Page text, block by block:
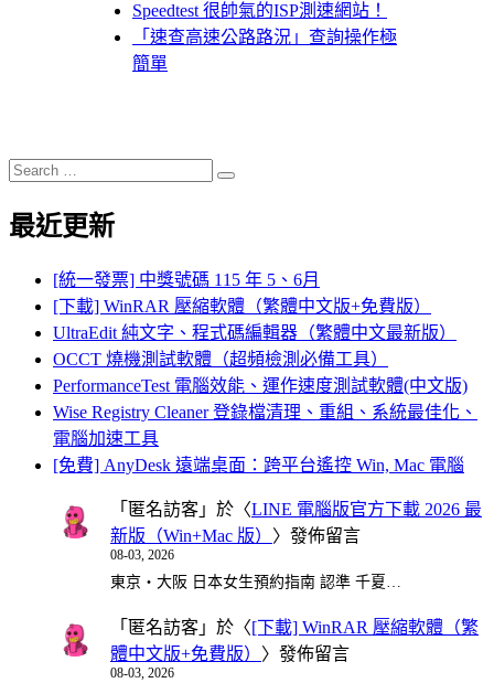
Speedtest 很帥氣的ISP測速網站！
「速查高速公路路況」查詢操作極
簡單
Search
for:
Search
最近更新
[統一發票] 中獎號碼 115 年 5、6月
[下載] WinRAR 壓縮軟體（繁體中文版+免費版）
UltraEdit 純文字、程式碼編輯器（繁體中文最新版）
OCCT 燒機測試軟體（超頻檢測必備工具）
PerformanceTest 電腦效能、運作速度測試軟體(中文版)
Wise Registry Cleaner 登錄檔清理、重組、系統最佳化、
電腦加速工具
[免費] AnyDesk 遠端桌面：跨平台遙控 Win, Mac 電腦
「 匿名訪客 」於〈LINE 電腦版官方下載 2026 最
新版（Win+Mac 版） 〉發佈留言
08-03, 2026
東京・大阪 日本女生預約指南 認準 千夏…
「 匿名訪客 」於〈 [下載] WinRAR 壓縮軟體（繁
體中文版+免費版）
〉發佈留言
08-03, 2026